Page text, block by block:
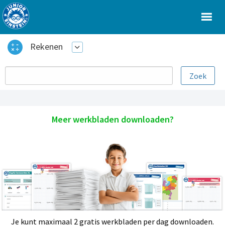
Rekenen
Meer werkbladen downloaden?
Je kunt maximaal 2 gratis werkbladen per dag downloaden.